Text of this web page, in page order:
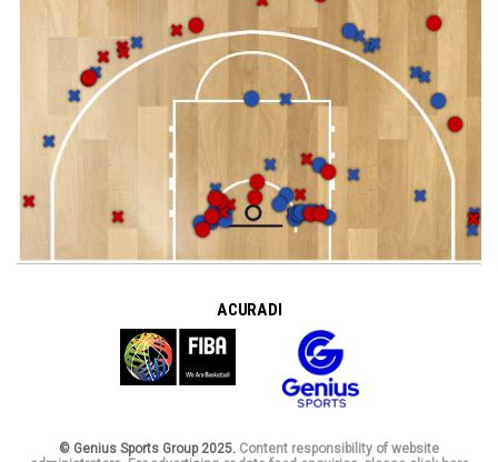
A CURA DI
© Genius Sports Group 2025. Content responsibility of website